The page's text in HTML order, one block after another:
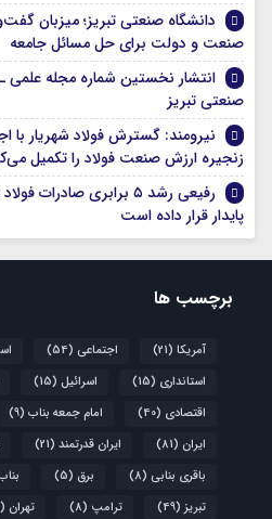
دانشگاه صنعتی تبریز؛ میزبان
صنعت و دولت برای حل مسائل جامعه
انتشار نخستین شماره مجله
صنعتی تبریز
نیرومند: گسترش فولاد شهریار با
زنجیره ارزش صنعت فولاد را تکمیل
رفیعی رشد ۵ برابری
پایدار قرار داده است
برچسب ها
آمریکا (21) اجتماعی (54)
استانداری (15) اسرائیل (15)
اقتصادی (40) امام جمعه بناب (9)
ایران (81) ایران قدرتمند (21)
باقری بنابی (8) برق (5)
تبریز(49) ترامپ (8) تهران (19)